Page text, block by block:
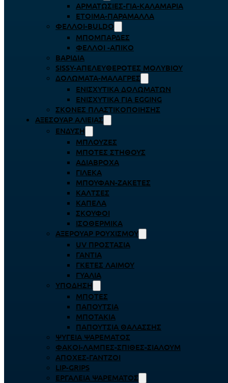
ΑΡΜΑΤΩΣΙΈΣ-ΓΙΑ-ΚΑΛΑΜΆΡΙΑ
ΈΤΟΙΜΑ-ΠΑΡΆΜΑΛΛΑ
ΦΕΛΛΟΊ-BULDO
ΜΠΟΜΠΆΡΔΕΣ
ΦΕΛΛΟΊ -ΑΠΊΚΟ
ΒΑΡΊΔΙΑ
SISSY-ΑΠΕΛΕΥΘΕΡΟΤΈΣ ΜΟΛΥΒΙΟΎ
ΔΟΛΏΜΑΤΑ-ΜΑΛΆΓΡΕΣ
ΕΝΙΣΧΥΤΙΚΆ ΔΟΛΩΜΆΤΩΝ
ΕΝΙΣΧΥΤΙΚΆ ΓΙΑ EGGING
ΣΚΌΝΕΣ ΠΛΑΣΤΙΚΟΠΟΊΗΣΗΣ
ΑΞΕΣΟΥΆΡ ΑΛΙΕΊΑΣ
ΈΝΔΥΣΗ
ΜΠΛΟΎΖΕΣ
ΜΠΌΤΕΣ ΣΤΉΘΟΥΣ
ΑΔΙΆΒΡΟΧΑ
ΓΙΛΈΚΑ
ΜΠΟΥΦΆΝ-ΖΑΚΈΤΕΣ
ΚΆΛΤΣΕΣ
ΚΑΠΈΛΑ
ΣΚΟΎΦΟΙ
ΙΣΟΘΕΡΜΙΚΆ
ΑΞΕΡΟΥΆΡ ΡΟΥΧΙΣΜΟΎ
UV ΠΡΟΣΤΑΣΊΑ
ΓΆΝΤΙΑ
ΓΚΈΤΕΣ ΛΑΊΜΟΥ
ΓΥΑΛΙΆ
ΥΠΌΔΗΣΗ
ΜΠΌΤΕΣ
ΠΑΠΟΎΤΣΙΑ
ΜΠΟΤΆΚΙΑ
ΠΑΠΟΎΤΣΙΑ ΘΑΛΆΣΣΗΣ
ΨΥΓΕΊΑ ΨΑΡΈΜΑΤΟΣ
ΦΑΚΟΊ-ΛΆΜΠΕΣ-ΣΠΊΘΕΣ-ΣΊΑΛΟΥΜ
ΑΠΌΧΕΣ-ΓΆΝΤΖΟΙ
LIP-GRIPS
EΡΓΑΛΕΊΑ ΨΑΡΈΜΑΤΟΣ